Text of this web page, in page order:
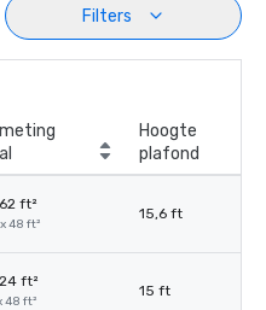
Filters
Hoogte
plafond
ft²
48 ft²
15,6 ft
ft²
48 ft²
15 ft